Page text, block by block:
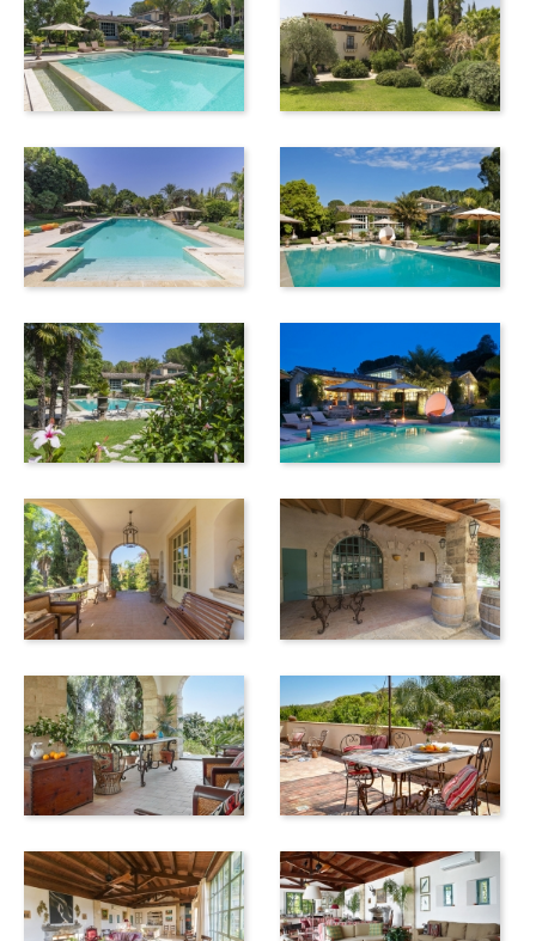
klimatisierte Orangerie Schutz. Später am Abend können
Sie ein paar Runden Tennis spielen. Der moderne
Tennisplatz mit Kunstrasen und Flutlichtanlage liegt
idyllisch inmitten duftender Orangenhaine. Und es gibt
Die Villa Aranceto ist stolz auf ihr hochprofessionelles und
freundliches Personal. Sie werden von dem erfahrenen
Team verwöhnt. Ein Koch, ein Butler und das
Reinigungspersonal kümmern sich um all Ihre Wünsche.
Der Eigentümer und sein Team freuen sich darauf, Ihnen
kulturelle und historische Schätze entdecken zu lassen. Sie
können das Anwesen und den Orangenhain mit dem
Eigentümer besichtigen oder private Führungen durch das
barocke Catania und das „griechische“ Syrakus buchen.
Innerhalb weniger Autostunden erreichen Sie alle
Sehenswürdigkeiten Ostsiziliens: den Ätna, die
Touristenstadt Taormina, Catania, Syrakus, die römische
Villa in Piazza Armerina, die Keramikmanufaktur von
Caltagirone, die Barockstädte Noto, Ragusa und Modica,
die Nekropole Pantalica und das Naturschutzgebiet
Vendicari. Für besondere Anlässe und auf Anfrage kann für
gestellt werden, der sich um Ihre Bedürfnisse kümmert und
vom Anreisetag bis zur Abreise telefonisch und persönlich
erreichbar ist. Das Villenpersonal organisiert gerne
Ausflüge zu wunderschönen, nicht öffentlich zugänglichen
Privatgärten und Palästen, zu Weinbergen sowie
Dank ihres weitläufigen Geländes eignet sich die Villa
Aranceto hervorragend für Geschäftstreffen, Hochzeiten
und andere besondere Anlässe. Der großzügige Speisesaal